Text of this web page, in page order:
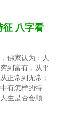
征 八字看
佛家认为：人
到富有，从平
正常到无常；
有怎样的特
生是否会顺